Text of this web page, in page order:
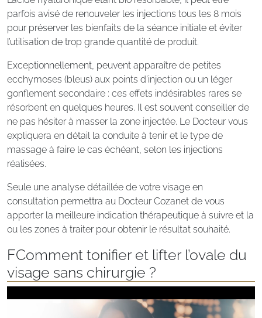
parfois avisé de renouveler les injections tous les 8 mois
pour préserver les bienfaits de la séance initiale et éviter
l’utilisation de trop grande quantité de produit.
Exceptionnellement, peuvent apparaître de petites
ecchymoses (bleus) aux points d’injection ou un léger
gonflement secondaire : ces effets indésirables rares se
résorbent en quelques heures. Il est souvent conseiller de
ne pas hésiter à masser la zone injectée. Le Docteur vous
expliquera en détail la conduite à tenir et le type de
massage à faire le cas échéant, selon les injections
réalisées.
Seule une analyse détaillée de votre visage en
consultation permettra au Docteur Cozanet de vous
apporter la meilleure indication thérapeutique à suivre et la
ou les zones à traiter pour obtenir le résultat souhaité.
FComment tonifier et lifter l’ovale du
visage sans chirurgie ?